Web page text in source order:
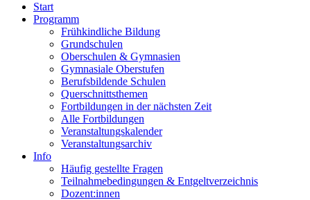
Start
Programm
Frühkindliche Bildung
Grundschulen
Oberschulen & Gymnasien
Gymnasiale Oberstufen
Berufsbildende Schulen
Querschnittsthemen
Fortbildungen in der nächsten Zeit
Alle Fortbildungen
Veranstaltungskalender
Veranstaltungsarchiv
Info
Häufig gestellte Fragen
Teilnahmebedingungen & Entgeltverzeichnis
Dozent:innen